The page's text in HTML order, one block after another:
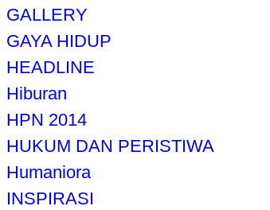
GALLERY
GAYA HIDUP
HEADLINE
Hiburan
HPN 2014
HUKUM DAN PERISTIWA
Humaniora
INSPIRASI